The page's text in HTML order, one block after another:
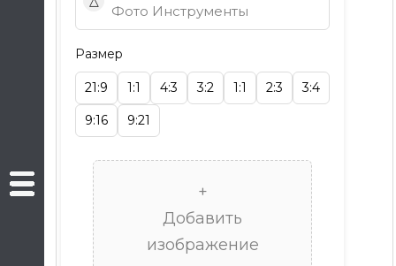
Фото Инструменты
Размер
21:9 1:1 4:3 3:2 1:1 2:3 3:4
9:16 9:21
+
Добавить
изображение